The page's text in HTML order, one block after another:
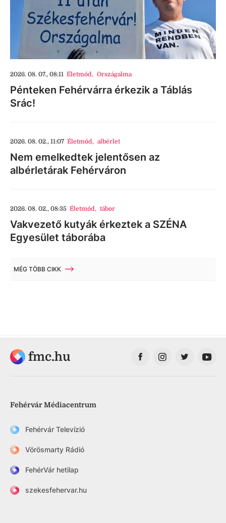
2026. 08. 07., 08:11 Életmód, Országalma
Pénteken Fehérvárra érkezik a Táblás
Srác!
2026. 08. 02., 11:07 Életmód, albérlet
Nem emelkedtek jelentősen az
albérletárak Fehérváron
2026. 08. 02., 08:35 Életmód, tábor
Vakvezető kutyák érkeztek a SZÉNA
Egyesület táborába
MÉG TÖBB CIKK
fmc.hu
Fehérvár Médiacentrum
Fehérvár Televízió
Vörösmarty Rádió
FehérVár hetilap
szekesfehervar.hu